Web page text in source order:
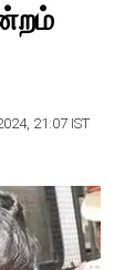
21:07 IST